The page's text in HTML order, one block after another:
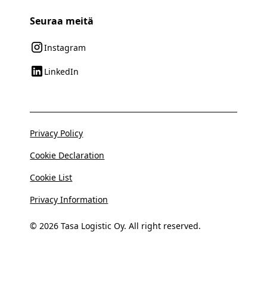
Seuraa meitä
Instagram
LinkedIn
© 2026 Tasa Logistic Oy. All right reserved.
Privacy Policy
Cookie Declaration
Cookie List
Privacy Information